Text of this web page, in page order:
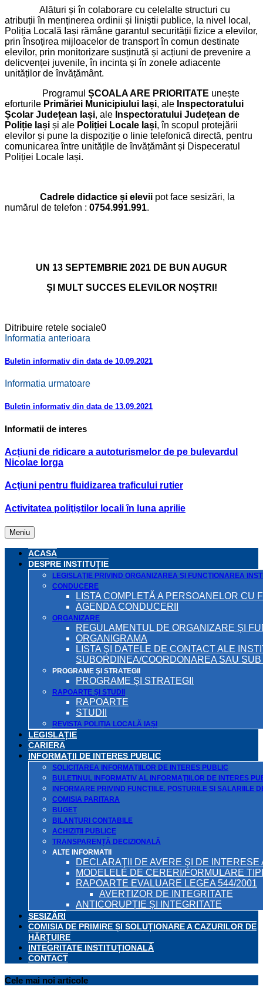
Alături și în colaborare cu celelalte structuri cu
atribuții în menținerea ordinii și liniștii publice, la nivel local,
Poliția Locală Iași rămâne garantul securității fizice a elevilor,
prin însoțirea mijloacelor de transport în comun destinate
elevilor, prin monitorizare susținută și acțiuni de prevenire a
delicvenței juvenile, în incinta și în zonele adiacente
unităților de învățământ.
Programul ȘCOALA ARE PRIORITATE unește
eforturile Primăriei Municipiului Iași, ale Inspectoratului
Școlar Județean Iași, ale Inspectoratului Județean de
Poliție Iași și ale Poliției Locale Iași, în scopul protejării
elevilor și pune la dispoziție o linie telefonică directă, pentru
comunicarea între unitățile de învățământ și Dispeceratul
Poliției Locale Iași.
Cadrele didactice și elevii pot face sesizări, la
numărul de telefon : 0754.991.991.
UN 13 SEPTEMBRIE 2021 DE BUN AUGUR
ȘI MULT SUCCES ELEVILOR NOȘTRI!
Ditribuire retele sociale0
Informatia anterioara
Buletin informativ din data de 10.09.2021
Informatia urmatoare
Buletin informativ din data de 13.09.2021
Informatii de interes
Acțiuni de ridicare a autoturismelor de pe bulevardul
Nicolae Iorga
Acţiuni pentru fluidizarea traficului rutier
Activitatea poliţiştilor locali în luna aprilie
Meniu
ACASA
DESPRE INSTITUŢIE
LEGISLAŢIE PRIVIND ORGANIZAREA ŞI FUNCŢIONAREA
CONDUCERE
LISTA COMPLETĂ A PERSOANELOR CU
AGENDA CONDUCERII
ORGANIZARE
REGULAMENTUL DE ORGANIZARE ȘI
ORGANIGRAMA
LISTA ŞI DATELE DE CONTACT ALE
SUBORDINEA/COORDONAREA SAU
PROGRAME ŞI STRATEGII
PROGRAME ŞI STRATEGII
RAPOARTE ŞI STUDII
RAPOARTE
STUDII
REVISTA POLIȚIA LOCALĂ IAȘI
LEGISLAȚIE
CARIERA
INFORMAŢII DE INTERES PUBLIC
SOLICITAREA INFORMAŢIILOR DE INTERES PUBLIC
BULETINUL INFORMATIV AL INFORMAŢIILOR DE INTERES
INFORMARE PRIVIND FUNCTIILE, POSTURILE SI
COMISIA PARITARA
BUGET
BILANŢURI CONTABILE
ACHIZIȚII PUBLICE
TRANSPARENȚĂ DECIZIONALĂ
ALTE INFORMATII
DECLARAŢII DE AVERE ŞI DE
MODELELE DE CERERI/FORMULARE
RAPOARTE EVALUARE LEGEA 544/2001
AVERTIZOR DE INTEGRITATE
ANTICORUPȚIE ȘI INTEGRITATE
SESIZĂRI
COMISIA DE PRIMIRE ȘI SOLUȚIONARE A CAZURILOR DE
HĂRȚUIRE
INTEGRITATE INSTITUȚIONALĂ
CONTACT
Cele mai noi articole